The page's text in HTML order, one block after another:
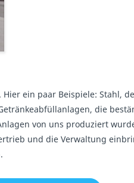
ein paar Beispiele: Stahl,
die
von uns produziert
und die Verwaltung